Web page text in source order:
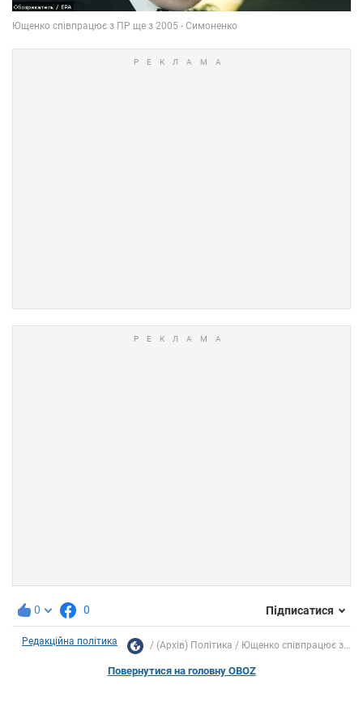
0 0 Підписатися
Редакційна політика (Архів) Політика Ющенко співпрацює з...
Повернутися на головну OBOZ